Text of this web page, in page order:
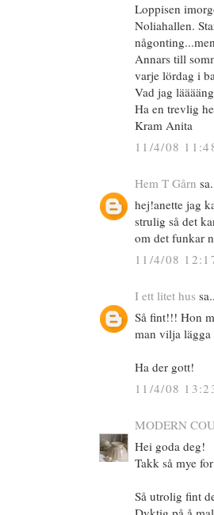
Loppisen
Noliahallen.
Annars till
varje lördag i
Vad jag
Ha en trevlig
Kram Anita
11/4/08
Hem T Gårn
hej!anette jag
strulig så det
om det funkar
11/4/08
I ett litet hus
Så fint!!! Hon
man vilja
Ha der gott!
11/4/08
MODERN
Hei goda deg!
Takk så mye
Så utrolig fint